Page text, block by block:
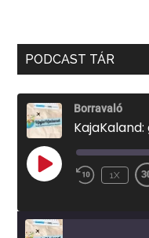
PODCAST TÁR
Borravaló
PLAY
EPISODE
1X